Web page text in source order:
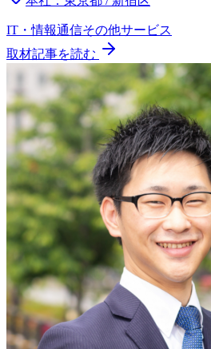
IT・情報通信その他サービス
取材記事を読む